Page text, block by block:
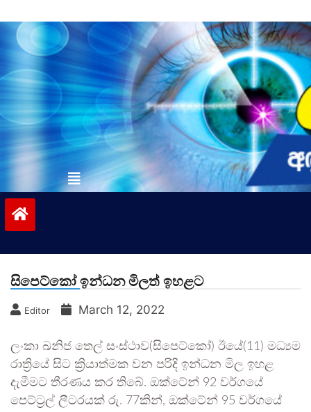
to
contentvinivida.lk
සිපෙට්කෝ ඉන්ධන මිලත් ඉහළට
Editor March 12, 2022
ලංකා ඛනිජ තෙල් සංස්ථාව(සිපෙට්කෝ) ඊයේ(11) මධ්‍යම
රාත්‍රියේ සිට ක්‍රියාත්මක වන පරිදි ඉන්ධන මිල ඉහළ
දැමීමට තීරණය කර තිබේ. ඔක්ටේන් 92 වර්ගයේ
පෙට්ට්‍රල් ලීටරයක් රු. 77කින්, ඔක්ටේන් 95 වර්ගයේ